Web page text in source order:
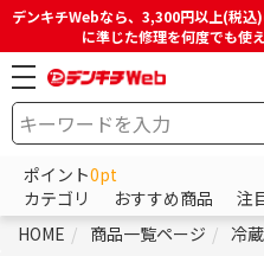
デンキチWebなら、3,300円以上(税
に準じた修理を何度でも使
ポイント0pt
カテゴリ
おすすめ商品 注
HOME
商品一覧ページ
冷